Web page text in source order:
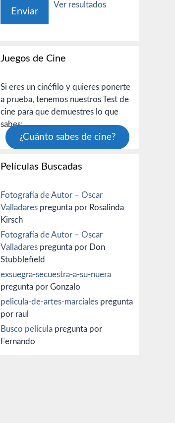
Ver resultados
Juegos de Cine
Si eres un cinéfilo y quieres ponerte
a prueba, tenemos nuestros Test de
cine para que demuestres lo que
sabes:
¿Cuánto sabes de cine?
Películas Buscadas
Fotografía de Autor – Oscar
Valladares pregunta por Rosalinda
Kirsch
Fotografía de Autor – Oscar
Valladares pregunta por Don
Stubblefield
exsuegra-secuestra-a-su-nuera
pregunta por Gonzalo
pelicula-de-artes-marciales pregunta
por raul
Busco película pregunta por
Fernando